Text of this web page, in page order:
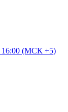
16:00 (МСК +5)